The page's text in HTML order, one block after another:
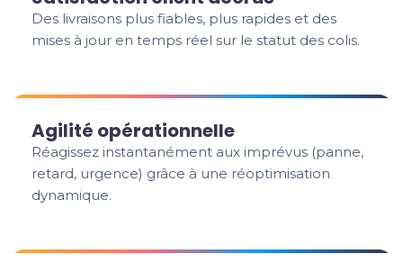
Des livraisons plus fiables, plus rapides et des
mises à jour en temps réel sur le statut des colis.
Agilité opérationnelle
Réagissez instantanément aux imprévus (panne,
retard, urgence) grâce à une réoptimisation
dynamique.